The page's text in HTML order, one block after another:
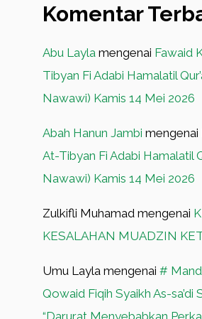
Komentar
Abu Layla mengenai Fawaid
Tibyan Fi Adabi Hamalatil
Nawawi) Kamis 14 Mei 2026
Abah Hanun Jambi mengenai
At-Tibyan Fi Adabi Hamalatil
Nawawi) Kamis 14 Mei 2026
Zulkifli Muhamad mengenai
KESALAHAN MUADZIN
Umu Layla mengenai #
Qowaid Fiqih Syaikh As-sa’di
“Darurat Menyebabkan